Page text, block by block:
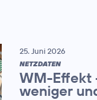
25. Juni 2026
NETZDATEN
WM-Effekt
weniger